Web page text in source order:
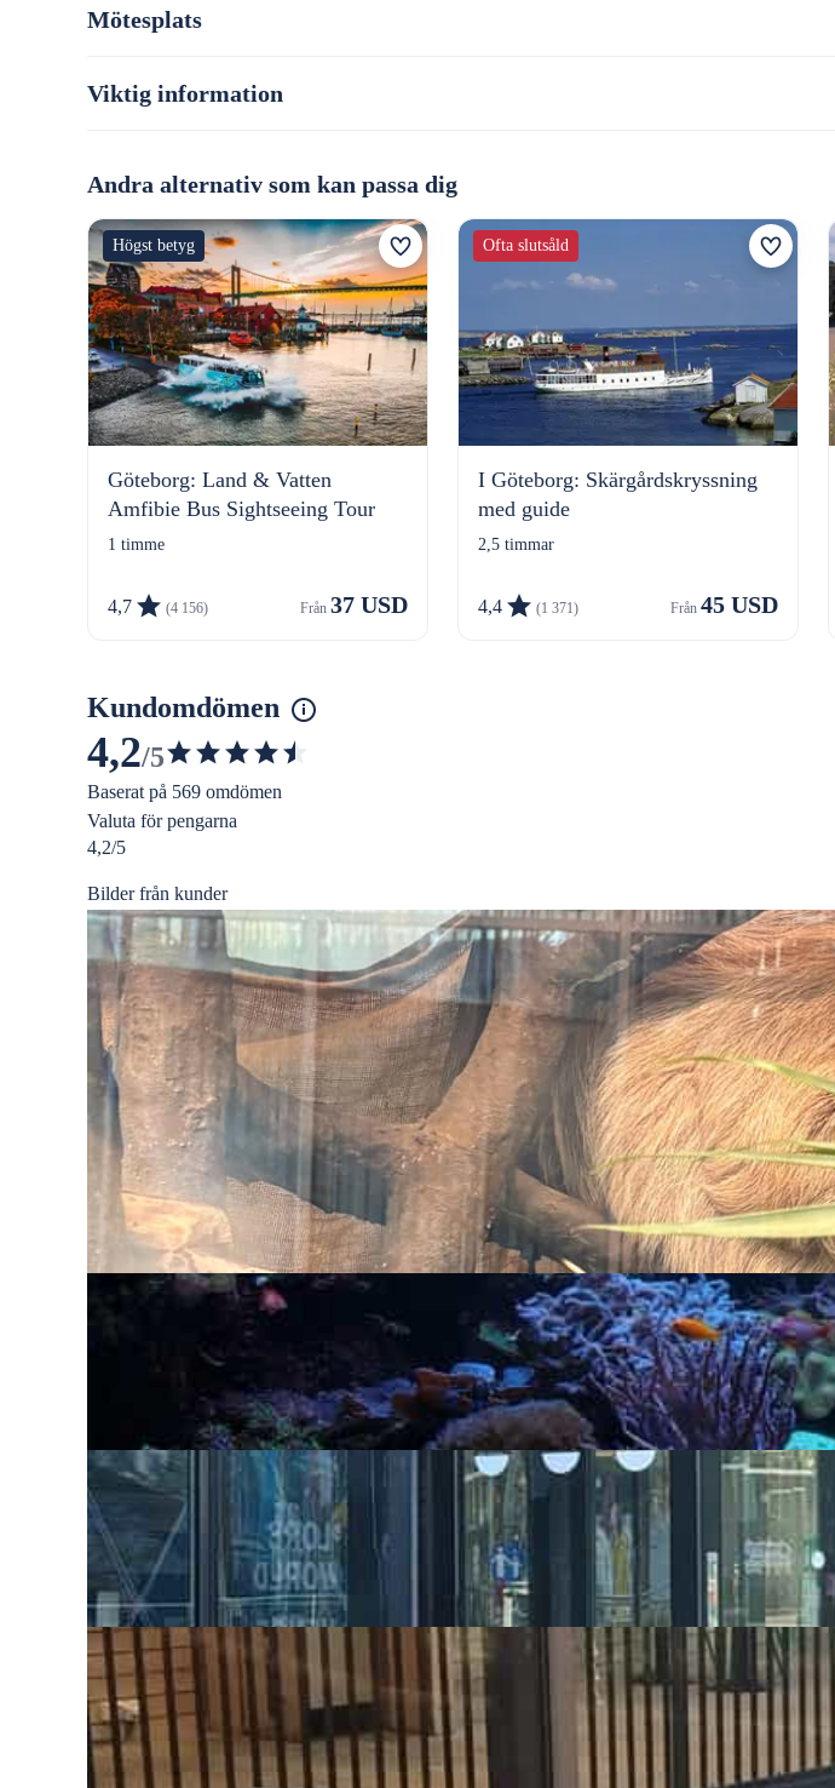
Mötesplats
Viktig information
Andra alternativ som kan passa dig
Högst betyg
Göteborg: Land & Vatten
Amfibie Bus Sightseeing Tour
1 timme
4,7 (4 156) 37 USD
Ofta slutsåld
I Göteborg: Skärgårdskryssning
med guide
2,5 timmar
4,4 (1 371) 45 USD
Kundomdömen
4,2/5 4.245873758212469
av
5
Baserat på 569 omdömen
Valuta för pengarna
4,2/5
Bilder från kunder